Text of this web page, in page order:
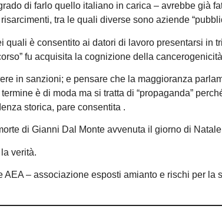
di farlo quello italiano in carica – avrebbe già
tra le quali diverse sono aziende
quali è consentito ai datori di lavoro presentarsi in
fu acquisita la cognizione della
in sanzioni; e pensare che la maggioranza
è di moda ma si tratta di “propaganda”
storica, pare consentita .
di Gianni Dal Monte avvenuta il giorno di
verità.
– associazione esposti amianto e rischi per la